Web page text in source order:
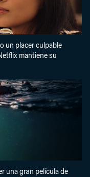
un placer culpable
mantiene su
una gran película de